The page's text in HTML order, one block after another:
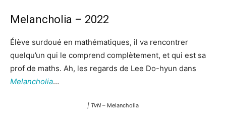
Melancholia – 2022
Élève surdoué en mathématiques, il va rencontrer
quelqu’un qui le comprend complètement, et qui est sa
prof de maths. Ah, les regards de Lee Do-hyun dans
Melancholia…
| TvN – Melancholia